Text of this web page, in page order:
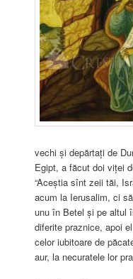
vechi și depărtați de
Egipt, a făcut doi viței
“Aceștia sînt zeii tăi,
acum la Ierusalim, ci
unu în Betel și pe altul
diferite praznice, apoi
celor iubitoare de
aur, la necuratele lor